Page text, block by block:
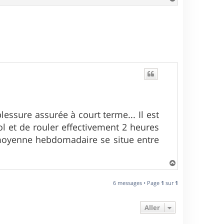
a
assurée à court terme... Il est
et de rouler effectivement 2 heures
hebdomadaire se situe entre
a
t
6 messages • Page 1 sur 1
Aller